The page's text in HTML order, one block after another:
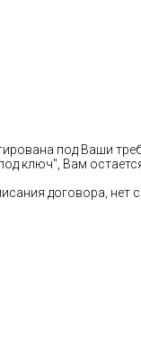
под Ваши
ключ", Вам
договора, нет